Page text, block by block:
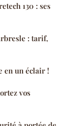
130 : ses
: tarif,
en un éclair !
vos